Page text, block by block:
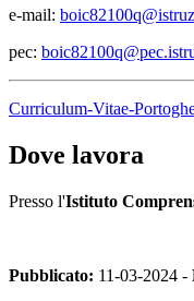
e-mail:
pec:
Curriculum-Vitae-
Dove lavora
Presso l'Istituto
Pubblicato: 11-03-2024 -